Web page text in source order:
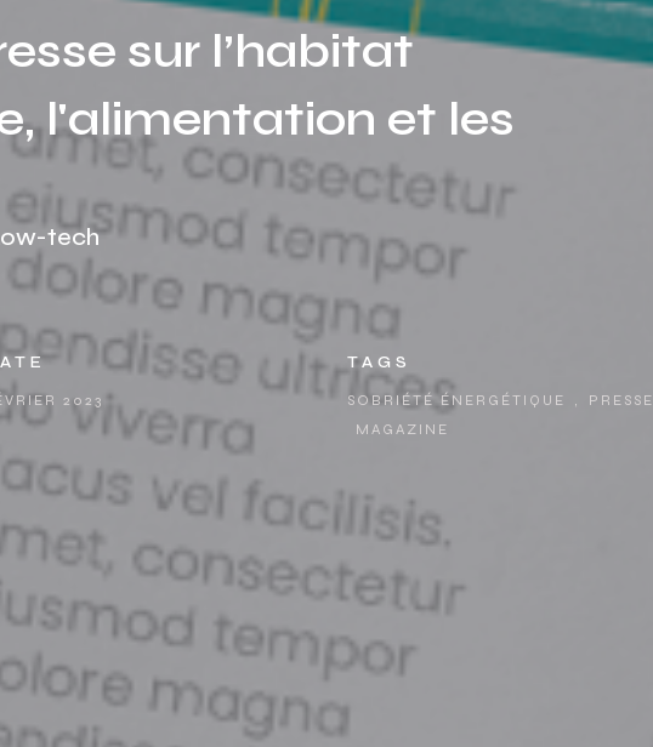
sur l’habitat
l'alimentation et les
tech
2023
TAGS
SOBRIÉTÉ ÉNERGÉTIQUE , PRESSE
MAGAZINE